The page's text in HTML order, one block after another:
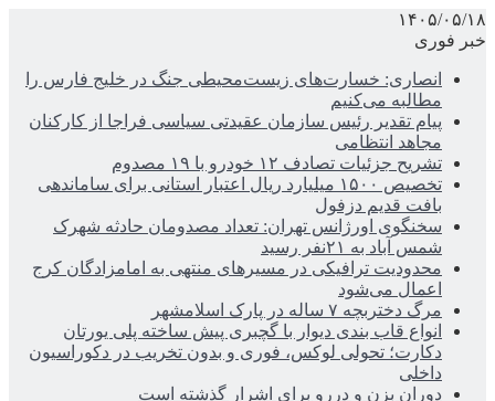
۱۴۰۵/۰۵/۱۸
خبر فوری
انصاری: خسارت‌های زیست‌محیطی جنگ در خلیج فارس را
مطالبه‌ می‌کنیم
پیام تقدیر رئیس سازمان عقیدتی سیاسی فراجا از کارکنان
مجاهد انتظامی
تشریح جزئیات تصادف ۱۲ خودرو با ۱۹ مصدوم
تخصیص ۱۵۰۰ میلیارد ریال اعتبار استانی برای ساماندهی
بافت قدیم دزفول
سخنگوی اورژانس تهران: تعداد مصدومان حادثه شهرک
شمس آباد به ۲۱نفر رسید
محدودیت ترافیکی در مسیرهای منتهی به امامزادگان کرج
اعمال می‌شود
مرگ دختربچه ۷ ساله در پارک اسلامشهر
انواع قاب بندی دیوار با گچبری پیش ساخته پلی یورتان
دکارت؛ تحولی لوکس، فوری و بدون تخریب در دکوراسیون
داخلی
دوران بزن و دررو برای اشرار گذشته است